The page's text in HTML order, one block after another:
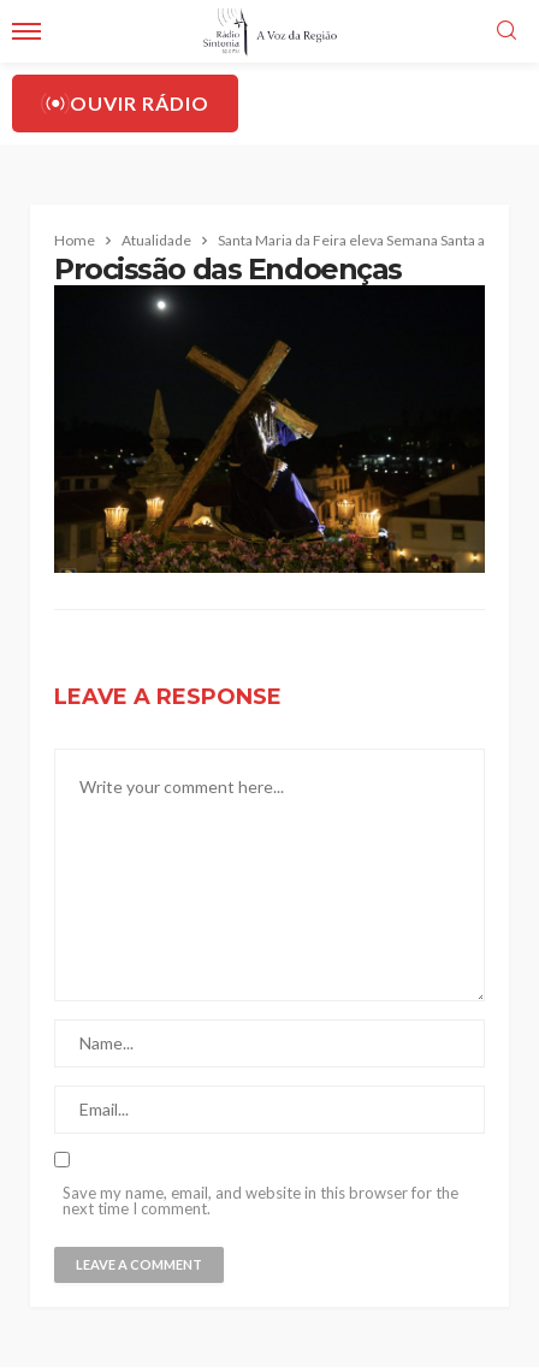
OUVIR RÁDIO
Home Atualidade Santa Maria da Feira eleva Semana Santa a palco
Procissão das Endoenças
LEAVE A RESPONSE
Save my name, email, and website in this browser for the
next time I comment.